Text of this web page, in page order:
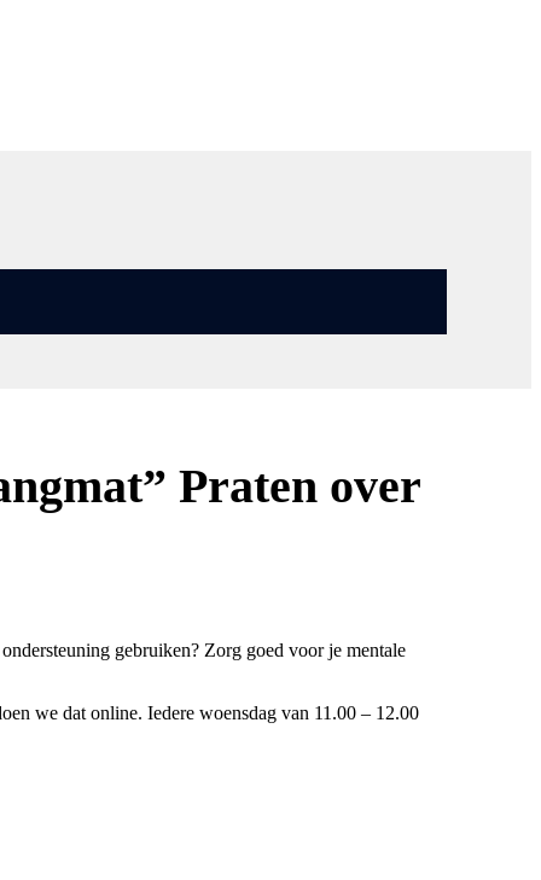
Praten over
gebruiken? Zorg goed voor je mentale
we dat online. Iedere woensdag van 11.00 – 12.00